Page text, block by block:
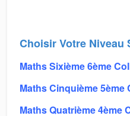
Choisir Votre Niveau
Maths Sixième 6ème
Maths Cinquième 5ème
Maths Quatrième 4ème